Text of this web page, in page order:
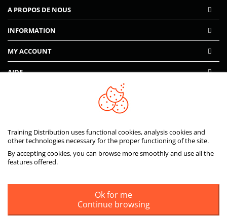
A PROPOS DE NOUS
INFORMATION
MY ACCOUNT
Training Distribution uses functional cookies, analysis cookies and
other technologies necessary for the proper functioning of the site.
By accepting cookies, you can browse more smoothly and use all the
features offered.
Ok for me
Continue browsing
AIDE